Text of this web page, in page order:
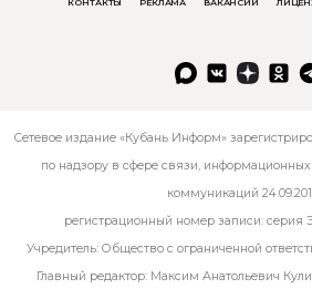
КОНТАКТЫ РЕКЛАМА ВАКАНСИИ
Сетевое издание «Кубань Информ»
по надзору в сфере связи,
коммуникаций
регистрационный номер записи:
Учредитель: Общество с ограниченной
Главный редактор: Максим Анатольевич